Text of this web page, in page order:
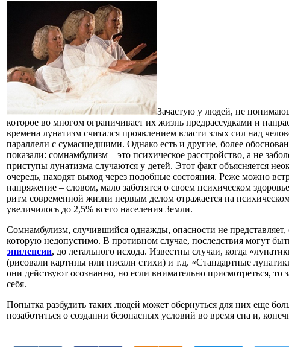
Зачастую у людей, не
которое во многом ограничивает их жизнь предрассудками и
времена лунатизм считался проявлением власти злых сил над
параллели с сумасшедшими. Однако есть и другие, более
показали: сомнамбулизм – это психическое расстройство, а не
приступы лунатизма случаются у детей. Этот факт объясняется
очередь, находят выход через подобные состояния. Реже можно
напряжение – словом, мало заботятся о своем психическом
ритм современной жизни первым делом отражается на
увеличилось до 2,5% всего населения Земли.
Сомнамбулизм, случившийся однажды, опасности не
которую недопустимо. В противном случае, последствия могут
эпилепсии, до летального исхода. Известны случаи, когда
(рисовали картины или писали стихи) и т.д. «Стандартные
они действуют осознанно, но если внимательно присмотреться,
себя.
Попытка разбудить таких людей может обернуться для них еще
позаботиться о создании безопасных условий во время сна и,